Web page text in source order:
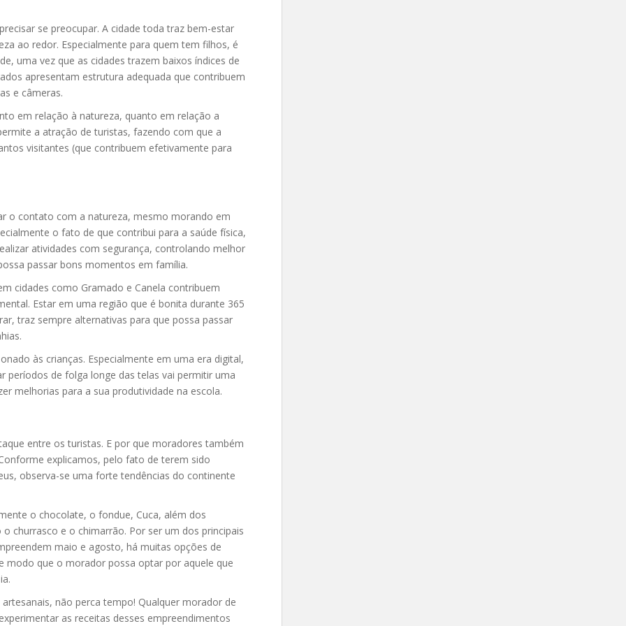
se preocupar. A cidade toda traz bem-estar
ao redor. Especialmente para quem tem filhos, é
uma vez que as cidades trazem baixos índices de
apresentam estrutura adequada que contribuem
e câmeras.
em relação à natureza, quanto em relação a
a atração de turistas, fazendo com que a
visitantes (que contribuem efetivamente para
o contato com a natureza, mesmo morando em
o fato de que contribui para a saúde física,
atividades com segurança, controlando melhor
passar bons momentos em família.
cidades como Gramado e Canela contribuem
Estar em uma região que é bonita durante 365
traz sempre alternativas para que possa passar
às crianças. Especialmente em uma era digital,
períodos de folga longe das telas vai permitir uma
melhorias para a sua produtividade na escola.
entre os turistas. E por que moradores também
explicamos, pelo fato de terem sido
observa-se uma forte tendências do continente
o chocolate, o fondue, Cuca, além dos
churrasco e o chimarrão. Por ser um dos principais
maio e agosto, há muitas opções de
modo que o morador possa optar por aquele que
não perca tempo! Qualquer morador de
as receitas desses empreendimentos